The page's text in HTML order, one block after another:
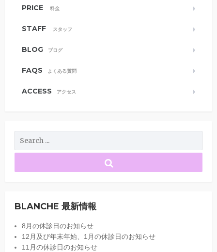
PRICE 料金
STAFF スタッフ
BLOG ブログ
FAQS よくある質問
ACCESS アクセス
BLANCHE 最新情報
8月の休診日のお知らせ
12月及び年末年始、1月の休診日のお知らせ
11月の休診日のお知らせ